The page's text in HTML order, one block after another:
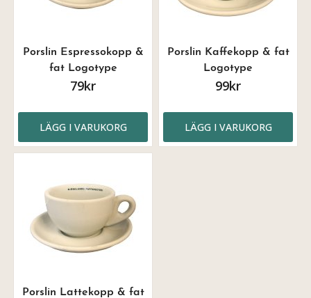
Porslin Espressokopp &
fat Logotype
79kr
LÄGG I VARUKORG
Porslin Kaffekopp & fat
Logotype
99kr
LÄGG I VARUKORG
Porslin Lattekopp & fat